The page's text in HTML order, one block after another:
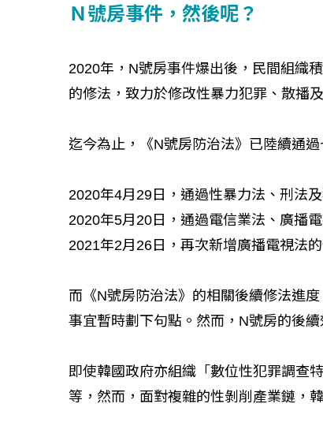
Ｎ號房事件，然後呢？
2020年，N號房事件爆出後，民間組織
的修法，致力於修改性暴力犯罪、散播
迄今為止，《N號房防治法》已陸續通過
2020年4月29日，通過性暴力法、刑法
2020年5月20日，通過電信業法、廣播
2021年2月26日，再次新增廣播電視法的
而《N號房防治法》的相關後續修法進
事宜暫時劃下句點。然而，N號房的後
即使韓國政府亦組織「數位性犯罪調查
等，然而，面對複雜的性剝削產業鏈，